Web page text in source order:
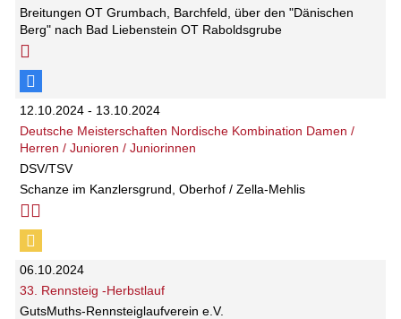
Breitungen OT Grumbach, Barchfeld, über den "Dänischen
Berg" nach Bad Liebenstein OT Raboldsgrube
12.10.2024 - 13.10.2024
Deutsche Meisterschaften Nordische Kombination Damen /
Herren / Junioren / Juniorinnen
DSV/TSV
Schanze im Kanzlersgrund, Oberhof / Zella-Mehlis
06.10.2024
33. Rennsteig -Herbstlauf
GutsMuths-Rennsteiglaufverein e.V.